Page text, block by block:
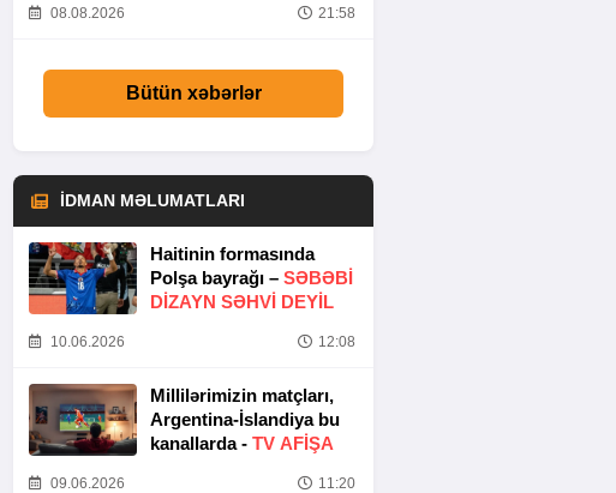
08.08.2026 21:58
Bütün xəbərlər
İDMAN MƏLUMATLARI
Haitinin formasında
Polşa bayrağı – SƏBƏBI
DIZAYN SƏHVI DEYIL
10.06.2026 12:08
Millilərimizin matçları,
Argentina-İslandiya bu
kanallarda - TV AFİŞA
09.06.2026 11:20